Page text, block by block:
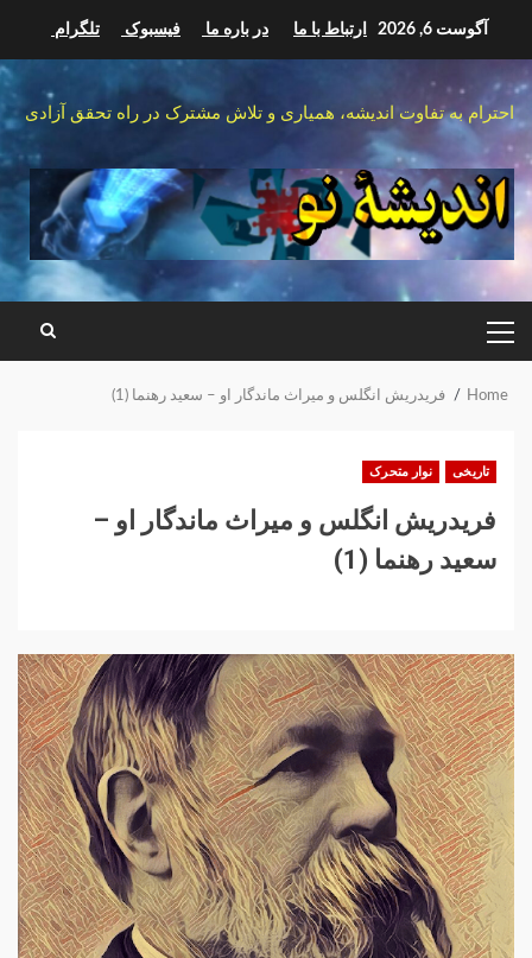
content
آگوست 6, 2026 ارتباط با ما در باره ما فیسبوک تلگرام
احترام به تفاوت اندیشه، همیاری و تلاش مشترک در راه تحقق آزادی
PRIMARY
MENU
Home فریدریش انگلس و میراث ماندگار او – سعید رهنما (1)
تاریخی نوار متحرک
فریدریش انگلس و میراث ماندگار او –
سعید رهنما (1)